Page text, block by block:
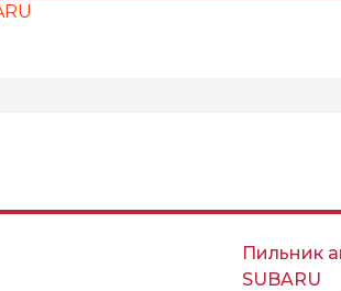
Пильник
SUBARU